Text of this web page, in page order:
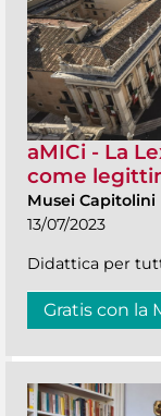
aMICi - La
come
Musei Capitolini
13/07/2023
Didattica per
Gratis con la